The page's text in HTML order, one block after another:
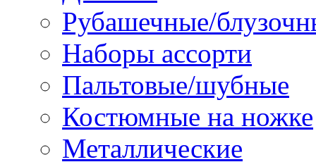
Рубашечные/
Наборы ассорти
Пальтовые/шубные
Костюмные на ножке
Металлические